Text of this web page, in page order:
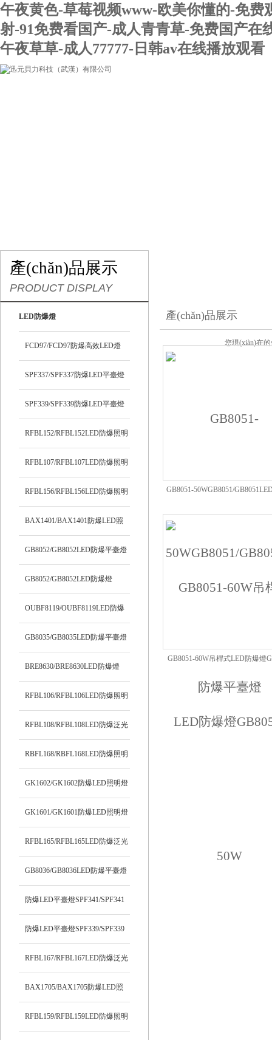
午夜黄色-草莓视频www-欧美你懂的-免
射-91免费看国产-成人青青草-免费国产
午夜草草-成人77777-日韩av在线播放观看
產(chǎn)品展示
PRODUCT DISPLAY
LED防爆燈
FCD97/FCD97防爆高效LED燈
SPF337/SPF337防爆LED平臺燈
SPF339/SPF339防爆LED平臺燈
RFBL152/RFBL152LED防爆照明
燈
RFBL107/RFBL107LED防爆照明
燈
RFBL156/RFBL156LED防爆照明
燈
BAX1401/BAX1401防爆LED照
明燈
GB8052/GB8052LED防爆平臺燈
GB8052/GB8052LED防爆燈
OUBF8119/OUBF8119LED防爆
燈
GB8035/GB8035LED防爆平臺燈
BRE8630/BRE8630LED防爆燈
RFBL106/RFBL106LED防爆照明
燈
RFBL108/RFBL108LED防爆泛光
燈
RBFL168/RBFL168LED防爆照明
燈
GK1602/GK1602防爆LED照明燈
GK1601/GK1601防爆LED照明燈
RFBL165/RFBL165LED防爆泛光
燈
GB8036/GB8036LED防爆平臺燈
防爆LED平臺燈SPF341/SPF341
防爆LED平臺燈SPF339/SPF339
RFBL167/RFBL167LED防爆泛光
燈
BAX1705/BAX1705防爆LED照
明燈
RFBL159/RFBL159LED防爆照明
產(chǎn)品展示
您現(xiàn)在
GB8051-50WGB8051/
GB8051-60W吊桿式LED防爆燈